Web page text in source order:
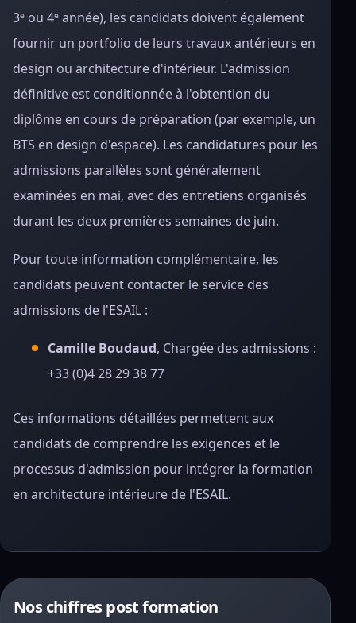
3ᵉ ou 4ᵉ année), les candidats doivent également
fournir un portfolio de leurs travaux antérieurs en
design ou architecture d'intérieur. L'admission
définitive est conditionnée à l'obtention du
diplôme en cours de préparation (par exemple, un
BTS en design d'espace). Les candidatures pour les
admissions parallèles sont généralement
examinées en mai, avec des entretiens organisés
durant les deux premières semaines de juin.
Pour toute information complémentaire, les
candidats peuvent contacter le service des
admissions de l'ESAIL :
Camille Boudaud, Chargée des admissions :
+33 (0)4 28 29 38 77
Ces informations détaillées permettent aux
candidats de comprendre les exigences et le
processus d'admission pour intégrer la formation
en architecture intérieure de l'ESAIL.
Nos chiffres post formation